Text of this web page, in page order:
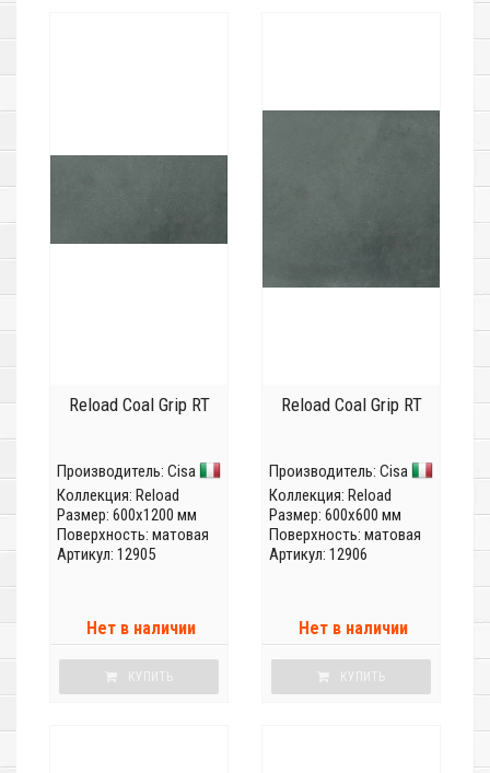
Reload Coal Grip RT
Производитель: Cisa
Коллекция: Reload
Размер: 600x1200 мм
Поверхность: матовая
Артикул: 12905
Нет в наличии
КУПИТЬ
Reload Coal Grip RT
Производитель: Cisa
Коллекция: Reload
Размер: 600x600 мм
Поверхность: матовая
Артикул: 12906
Нет в наличии
КУПИТЬ